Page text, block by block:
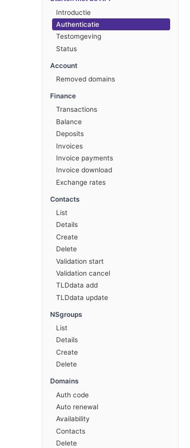
Introductie
Authenticatie
Testomgeving
Status
Account
Removed domains
Finance
Transactions
Balance
Deposits
Invoices
Invoice payments
Invoice download
Exchange rates
Contacts
List
Details
Create
Delete
Validation start
Validation cancel
TLDdata add
TLDdata update
NSgroups
List
Details
Create
Delete
Domains
Auth code
Auto renewal
Availability
Contacts
Delete